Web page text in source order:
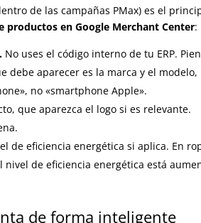
de las campañas PMax) es el
productos en Google Merchant Center:
No uses el código interno de tu ERP.
debe aparecer es la marca y el
no «smartphone Apple».
que aparezca el logo si es relevante.
de eficiencia energética si aplica. En
de eficiencia energética está
de forma inteligente